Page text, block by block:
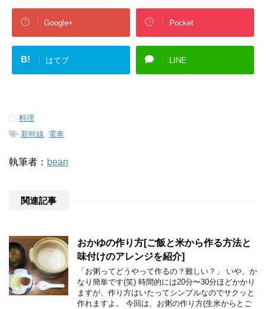
Google+ Pocket
B! はてブ LINE
-料理
-新幹線, 電車
執筆者： bean
関連記事
おかゆの作り方[ご飯と米から作る方法と
味付けのアレンジを紹介]
「お粥ってどうやって作るの？難しい？」 いや、か
なり簡単です(笑) 時間的には20分〜30分ほどかかり
ますが、作り方はいたってシンプルなのでサクッと
作れますよ。 今回は、お粥の作り方(生米からとご